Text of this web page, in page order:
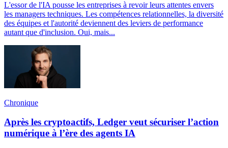
L'essor de l'IA pousse les entreprises à revoir leurs attentes envers
les managers techniques. Les compétences relationnelles, la diversité
des équipes et l'autorité deviennent des leviers de performance
autant que d'inclusion. Oui, mais...
Chronique
Après les cryptoactifs, Ledger veut sécuriser l’action
numérique à l’ère des agents IA